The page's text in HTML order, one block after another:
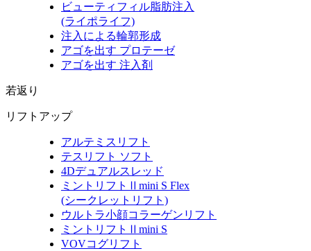
ビューティフィル脂肪注入
(ライポライフ)
注入による輪郭形成
アゴを出す プロテーゼ
アゴを出す 注入剤
若返り
リフトアップ
アルテミスリフト
テスリフト ソフト
4Dデュアルスレッド
ミントリフトⅡmini S Flex
(シークレットリフト)
ウルトラ小顔コラーゲンリフト
ミントリフトⅡmini S
VOVコグリフト